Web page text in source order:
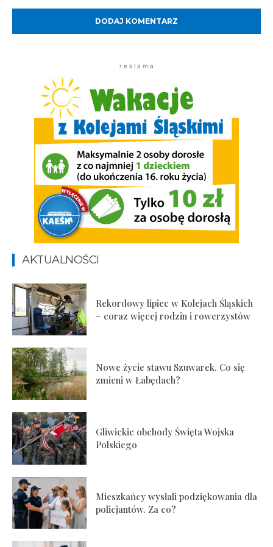
r e k l a m a
AKTUALNOŚCI
Rekordowy lipiec w Kolejach Śląskich
– coraz więcej rodzin i rowerzystów
Nowe życie stawu Szuwarek. Co się
zmieni w Łabędach?
Gliwickie obchody Święta Wojska
Polskiego
Mieszkańcy wysłali podziękowania dla
policjantów. Za co?